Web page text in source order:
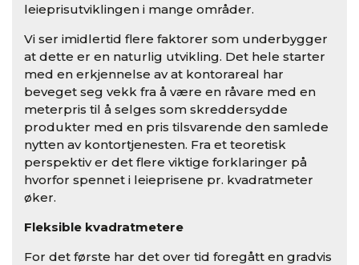
leieprisutviklingen i mange områder.
Vi ser imidlertid flere faktorer som underbygger
at dette er en naturlig utvikling. Det hele starter
med en erkjennelse av at kontorareal har
beveget seg vekk fra å være en råvare med en
meterpris til å selges som skreddersydde
produkter med en pris tilsvarende den samlede
nytten av kontortjenesten. Fra et teoretisk
perspektiv er det flere viktige forklaringer på
hvorfor spennet i leieprisene pr. kvadratmeter
øker.
Fleksible kvadratmetere
For det første har det over tid foregått en gradvis